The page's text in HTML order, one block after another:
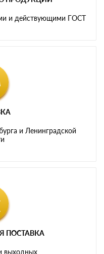
и действующими ГОСТ
и Ленинградской
ПОСТАВКА
выходных